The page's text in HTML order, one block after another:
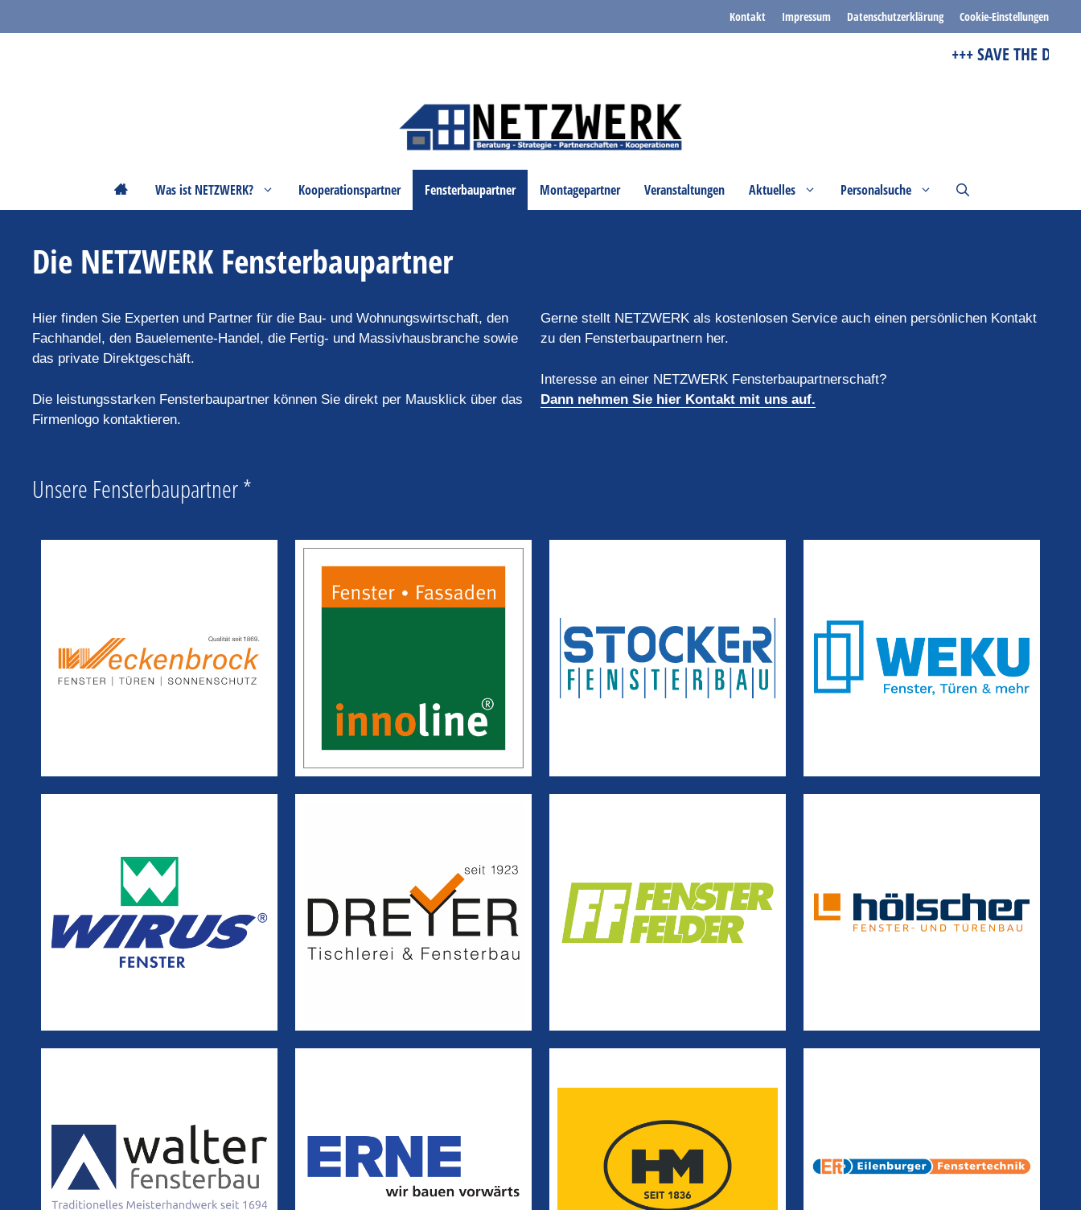
Inhalt
Kontakt Impressum Datenschutzerklärung Cookie-Einstellungen
+++ SAVE THE DATE +++
Startseite
Was ist NETZWERK? Kooperationspartner Fensterbaupartner Montagepartner Veranstaltungen Aktuelles Personalsuche
Die NETZWERK Fensterbaupartner
Hier finden Sie Experten und Partner für die Bau- und Wohnungswirtschaft, den
Fachhandel, den Bauelemente-Handel, die Fertig- und Massivhausbranche sowie
das private Direktgeschäft.
Die leistungsstarken Fensterbaupartner können Sie direkt per Mausklick über das
Firmenlogo kontaktieren.
Gerne stellt NETZWERK als kostenlosen Service auch einen persönlichen Kontakt
zu den Fensterbaupartnern her.
Interesse an einer NETZWERK Fensterbaupartnerschaft?
Dann nehmen Sie hier Kontakt mit uns auf.
Unsere Fensterbaupartner *